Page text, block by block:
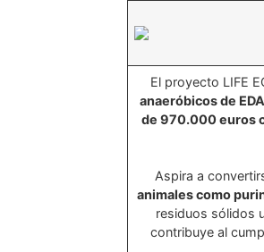
El proyecto LIFE
anaeróbicos de
de 970.000 euros
Aspira a
animales como
residuos sólidos
contribuye al